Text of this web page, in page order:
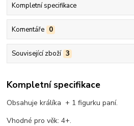
Kompletní specifikace
Komentáře 0
Související zboží 3
Kompletní specifikace
Obsahuje králíka + 1 figurku paní.
Vhodné pro věk: 4+.